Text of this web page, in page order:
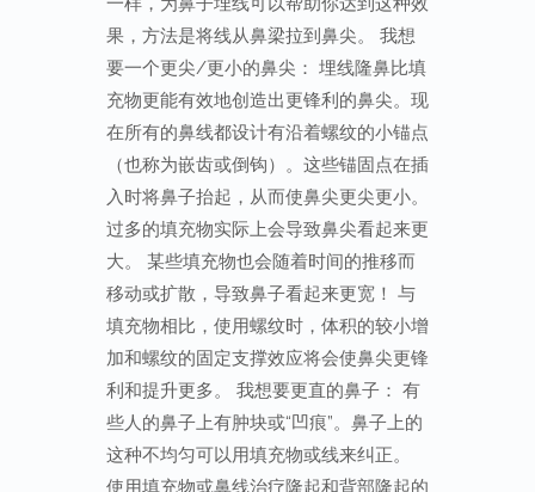
果，方法是将线从鼻梁拉到鼻尖。 我想
要一个更尖/更小的鼻尖： 埋线隆鼻比填
充物更能有效地创造出更锋利的鼻尖。现
在所有的鼻线都设计有沿着螺纹的小锚点
（也称为嵌齿或倒钩）。这些锚固点在插
入时将鼻子抬起，从而使鼻尖更尖更小。
过多的填充物实际上会导致鼻尖看起来更
大。 某些填充物也会随着时间的推移而
移动或扩散，导致鼻子看起来更宽！ 与
填充物相比，使用螺纹时，体积的较小增
加和螺纹的固定支撑效应将会使鼻尖更锋
利和提升更多。 我想要更直的鼻子： 有
些人的鼻子上有肿块或“凹痕”。鼻子上的
这种不均匀可以用填充物或线来纠正。
使用填充物或鼻线治疗隆起和背部隆起的